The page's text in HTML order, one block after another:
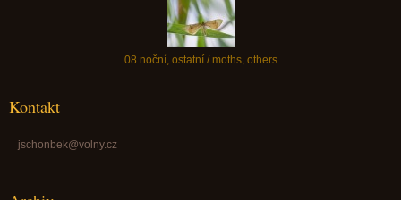
08 noční, ostatní / moths, others
Kontakt
jschonbek@volny.cz